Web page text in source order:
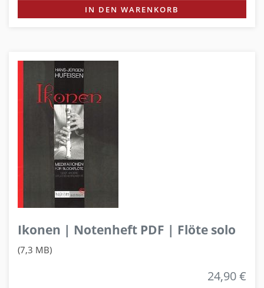
IN DEN WARENKORB
Ikonen | Notenheft PDF | Flöte solo
(7,3 MB)
24,90 €